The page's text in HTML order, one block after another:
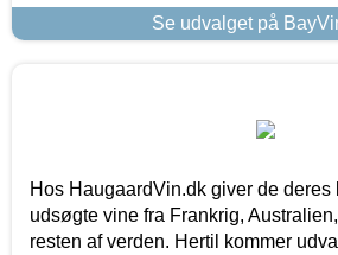
Se udvalget på
Hos HaugaardVin.dk giver de deres
udsøgte vine fra Frankrig,
resten af verden. Hertil kommer